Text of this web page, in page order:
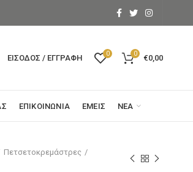
ΕΊΣΟΔΟΣ / ΕΓΓΡΑΦΉ 0 0 €0,00
ΕΠΙΚΟΙΝΩΝΊΑ ΕΜΕΊΣ ΝΈΑ
Πετσετοκρεμάστρες